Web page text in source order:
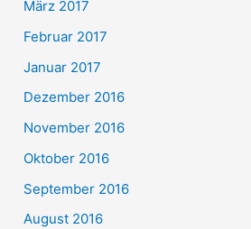
März 2017
Februar 2017
Januar 2017
Dezember 2016
November 2016
Oktober 2016
September 2016
August 2016